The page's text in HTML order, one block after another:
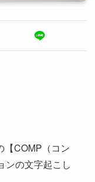
【COMP（コン
ンの文字起こし